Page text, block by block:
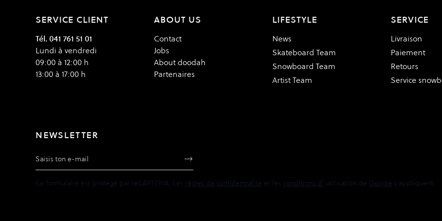
SERVICE CLIENT
Tél. 041 761 51 01
Lundi à vendredi
09:00 à 12:00 h
13:00 à 17:00 h
ABOUT US
Contact
Jobs
About doodah
Partenaires
LIFESTYLE
News
Skateboard Team
Snowboard Team
Artist Team
SERVICE
Livraison
Paiement
Retours
Service
NEWSLETTER
Adresse e-mail
Ce formulaire est protégé par reCAPTCHA. Les règles de confidentialité et les conditions d' utilisation de Google s'appliquent.